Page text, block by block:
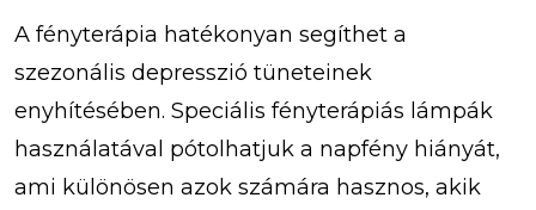
A fényterápia hatékonyan segíthet a
szezonális depresszió tüneteinek
enyhítésében. Speciális fényterápiás lámpák
használatával pótolhatjuk a napfény hiányát,
ami különösen azok számára hasznos, akik